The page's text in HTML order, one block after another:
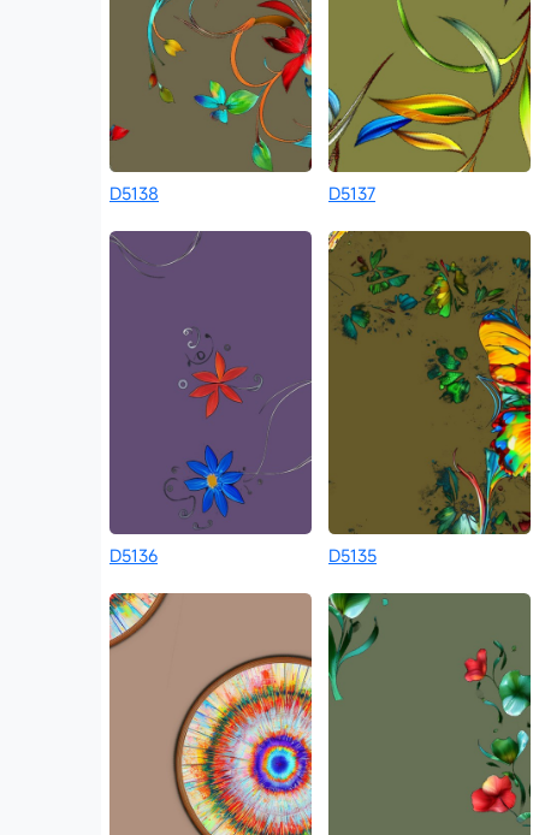
D5138 D5137
D5136 D5135